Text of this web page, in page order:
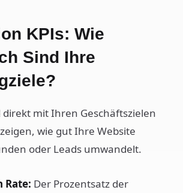
KPIs: Wie
Sind Ihre
direkt mit Ihren Geschäftszielen
wie gut Ihre Website
oder Leads umwandelt.
Rate: Der Prozentsatz der